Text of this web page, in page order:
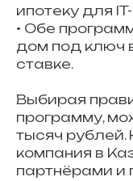
ипотеку для
• Обе
дом под ключ
ставке.
Выбирая
программу,
тысяч
компания в
партнёрами и